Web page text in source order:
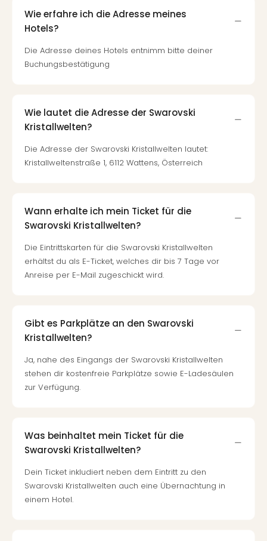
Wie erfahre ich die Adresse meines
Hotels?
Die Adresse deines Hotels entnimm bitte deiner
Buchungsbestätigung
Wie lautet die Adresse der Swarovski
Kristallwelten?
Die Adresse der Swarovski Kristallwelten lautet:
Kristallweltenstraße 1, 6112 Wattens, Österreich
Wann erhalte ich mein Ticket für die
Swarovski Kristallwelten?
Die Eintrittskarten für die Swarovski Kristallwelten
erhältst du als E-Ticket, welches dir bis 7 Tage vor
Anreise per E-Mail zugeschickt wird.
Gibt es Parkplätze an den Swarovski
Kristallwelten?
Ja, nahe des Eingangs der Swarovski Kristallwelten
stehen dir kostenfreie Parkplätze sowie E-Ladesäulen
zur Verfügung.
Was beinhaltet mein Ticket für die
Swarovski Kristallwelten?
Dein Ticket inkludiert neben dem Eintritt zu den
Swarovski Kristallwelten auch eine Übernachtung in
einem Hotel.